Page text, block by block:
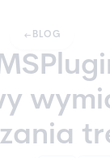
arrow_left_alt BLOG